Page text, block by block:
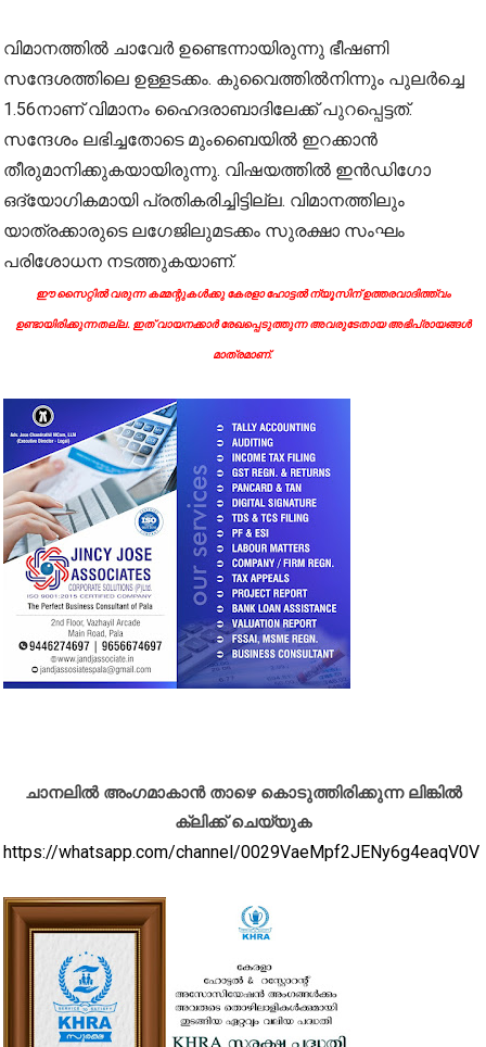
വിമാനത്തിൽ ചാവേർ ഉണ്ടെന്നായിരുന്നു ഭീഷണി
സന്ദേശത്തിലെ ഉള്ളടക്കം. കുവൈത്തിൽനിന്നും പുലർച്ചെ
1.56നാണ് വിമാനം ഹൈദരാബാദിലേക്ക് പുറപ്പെട്ടത്.
സന്ദേശം ലഭിച്ചതോടെ മുംബൈയിൽ ഇറക്കാൻ
തീരുമാനിക്കുകയായിരുന്നു. വിഷയത്തിൽ ഇൻഡിഗോ
ഒദ്യോഗികമായി പ്രതികരിച്ചിട്ടില്ല. വിമാനത്തിലും
യാത്രക്കാരുടെ ലഗേജിലുമടക്കം സുരക്ഷാ സംഘം
പരിശോധന നടത്തുകയാണ്.
ഈ സൈറ്റിൽ വരുന്ന കമ്മന്റുകൾക്കു കേരളാ ഹോട്ടൽ ന്യൂസിന് ഉത്തരവാദിത്ത്വം
ഉണ്ടായിരിക്കുന്നതല്ല. ഇത് വായനക്കാർ രേഖപ്പെടുത്തുന്ന അവരുടേതായ അഭിപ്രായങ്ങൾ
മാത്രമാണ്.
ചാനലിൽ അംഗമാകാൻ താഴെ കൊടുത്തിരിക്കുന്ന ലിങ്കിൽ
ക്ലിക്ക് ചെയ്യുക
https://whatsapp.com/channel/0029VaeMpf2JENy6g4eaqV0V